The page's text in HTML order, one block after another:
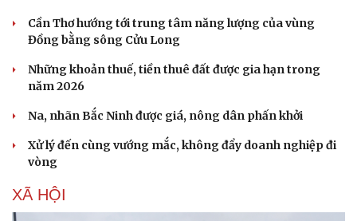
Cần Thơ hướng tới trung tâm năng lượng của vùng
Đồng bằng sông Cửu Long
Những khoản thuế, tiền thuê đất được gia hạn trong
năm 2026
Na, nhãn Bắc Ninh được giá, nông dân phấn khởi
Xử lý đến cùng vướng mắc, không đẩy doanh nghiệp đi
vòng
XÃ HỘI